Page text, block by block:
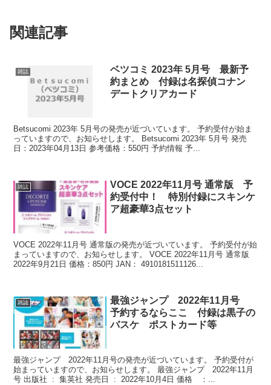
関連記事
雑誌
ベツコミ 2023年 5月号 最新予
約まとめ 付録は名探偵コナン
デートクリアカード
Betsucomi 2023年 5月号の発売が近づいています。 予約受付が始ま
っていますので、お知らせします。 Betsucomi 2023年 5月号 発売
日：2023年04月13日 参考価格：550円 予約情報 予...
雑誌
VOCE 2022年11月号 通常版 予
約受付中！ 特別付録にスキンケ
ア超豪華3点セット
VOCE 2022年11月号 通常版の発売が近づいています。 予約受付が始
まっていますので、お知らせします。 VOCE 2022年11月号 通常版
2022年9月21日 価格：850円 JAN： 4910181511126...
雑誌
最強ジャンプ 2022年11月号
予約するならここ 付録は黒子の
バスケ ポストカード等
最強ジャンプ 2022年11月号の発売が近づいています。 予約受付が
始まっていますので、お知らせします。 最強ジャンプ 2022年11月
号 出版社 ‏ : ‎ 集英社 発売日 ‏ : ‎ 2022年10月4日 価格 ：...